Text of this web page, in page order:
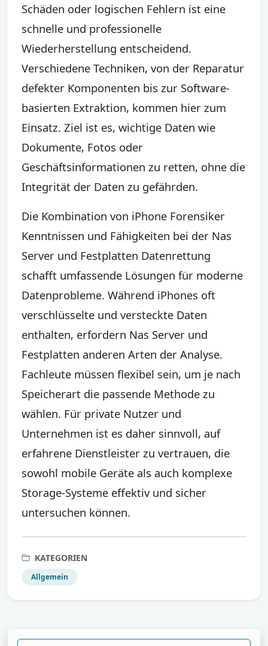
Schäden oder logischen Fehlern ist eine
schnelle und professionelle
Wiederherstellung entscheidend.
Verschiedene Techniken, von der Reparatur
defekter Komponenten bis zur Software-
basierten Extraktion, kommen hier zum
Einsatz. Ziel ist es, wichtige Daten wie
Dokumente, Fotos oder
Geschäftsinformationen zu retten, ohne die
Integrität der Daten zu gefährden.
Die Kombination von iPhone Forensiker
Kenntnissen und Fähigkeiten bei der Nas
Server und Festplatten Datenrettung
schafft umfassende Lösungen für moderne
Datenprobleme. Während iPhones oft
verschlüsselte und versteckte Daten
enthalten, erfordern Nas Server und
Festplatten anderen Arten der Analyse.
Fachleute müssen flexibel sein, um je nach
Speicherart die passende Methode zu
wählen. Für private Nutzer und
Unternehmen ist es daher sinnvoll, auf
erfahrene Dienstleister zu vertrauen, die
sowohl mobile Geräte als auch komplexe
Storage-Systeme effektiv und sicher
untersuchen können.
KATEGORIEN
Allgemein